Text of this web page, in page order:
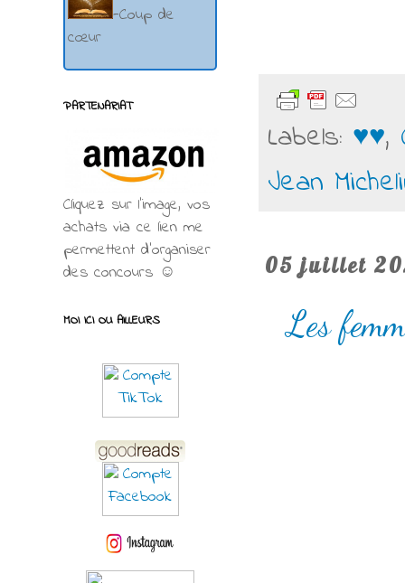
Labels: ♥♥,
Jean
05 juillet
Les
-Coup de
cœur
PARTENARIAT
Cliquez sur l'image, vos
achats via ce lien me
permettent d’organiser
des concours ☺
MOI ICI OU AILLEURS